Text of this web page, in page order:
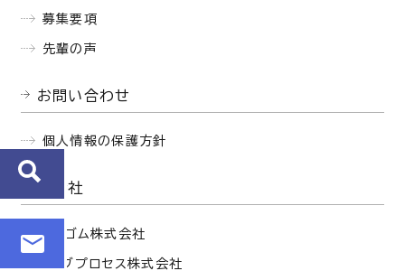
募集要項
先輩の声
お問い合わせ
個人情報の保護方針
関連会社
西部ゴム株式会社
セイブプロセス株式会社